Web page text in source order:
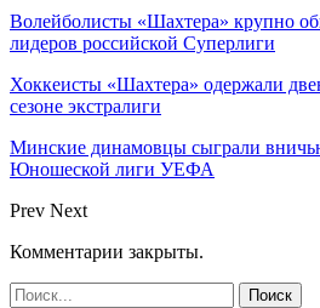
Волейболисты «Шахтера» крупно
лидеров российской Суперлиги
Хоккеисты «Шахтера» одержали
сезоне экстралиги
Минские динамовцы сыграли
Юношеской лиги УЕФА
Prev Next
Комментарии закрыты.